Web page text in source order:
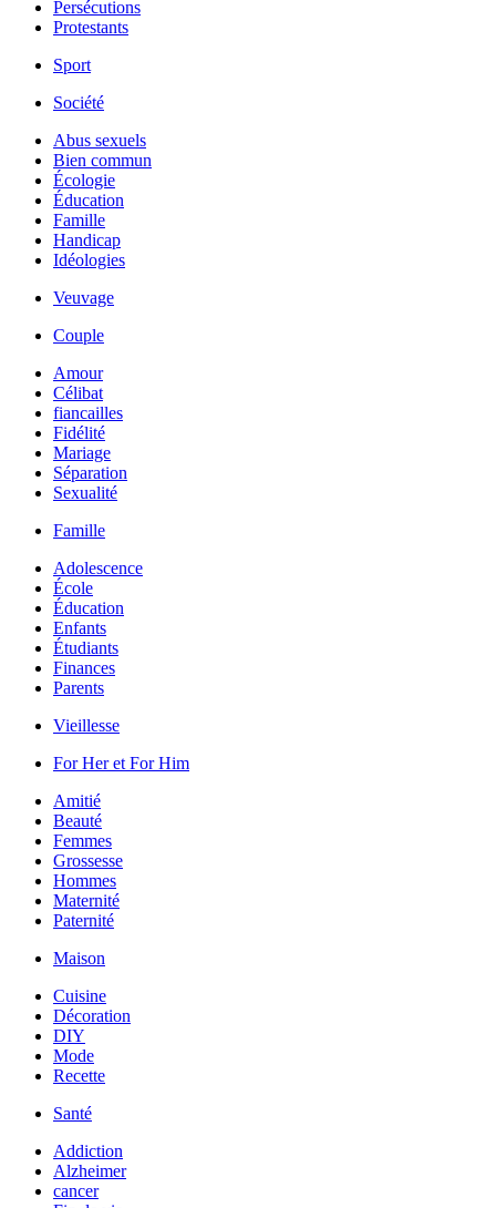
Persécutions
Protestants
Sport
Société
Abus sexuels
Bien commun
Écologie
Éducation
Famille
Handicap
Idéologies
Veuvage
Couple
Amour
Célibat
fiancailles
Fidélité
Mariage
Séparation
Sexualité
Famille
Adolescence
École
Éducation
Enfants
Étudiants
Finances
Parents
Vieillesse
For Her et For Him
Amitié
Beauté
Femmes
Grossesse
Hommes
Maternité
Paternité
Maison
Cuisine
Décoration
DIY
Mode
Recette
Santé
Addiction
Alzheimer
cancer